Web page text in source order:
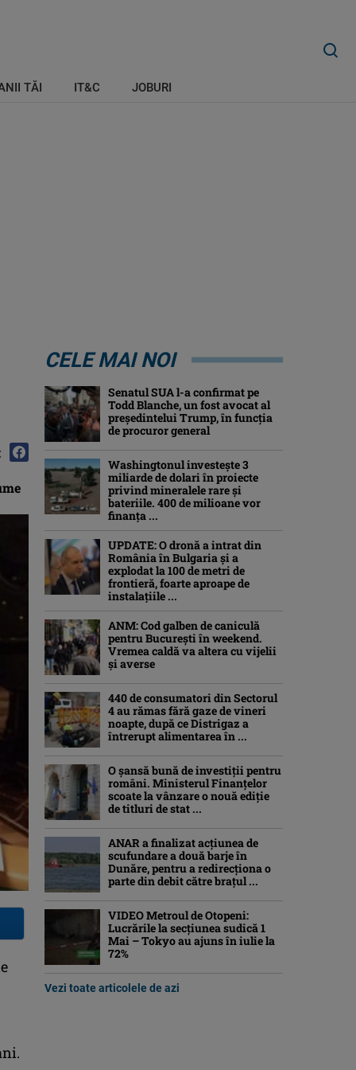
TĂI IT&C JOBURI
CELE MAI NOI
Senatul SUA l-a confirmat pe
Todd Blanche, un fost avocat al
președintelui Trump, în funcția
de procuror general
Washingtonul investește 3
miliarde de dolari în proiecte
privind mineralele rare și
bateriile. 400 de milioane vor
finanța ...
UPDATE: O dronă a intrat din
România în Bulgaria şi a
explodat la 100 de metri de
frontieră, foarte aproape de
instalațiile ...
ANM: Cod galben de caniculă
pentru București în weekend.
Vremea caldă va altera cu vijelii
și averse
440 de consumatori din Sectorul
4 au rămas fără gaze de vineri
noapte, după ce Distrigaz a
întrerupt alimentarea în ...
O șansă bună de investiții pentru
români. Ministerul Finanțelor
scoate la vânzare o nouă ediție
de titluri de stat ...
ANAR a finalizat acțiunea de
scufundare a două barje în
Dunăre, pentru a redirecționa o
parte din debit către brațul ...
VIDEO Metroul de Otopeni:
Lucrările la secțiunea sudică 1
Mai – Tokyo au ajuns în iulie la
72%
Vezi toate articolele de azi